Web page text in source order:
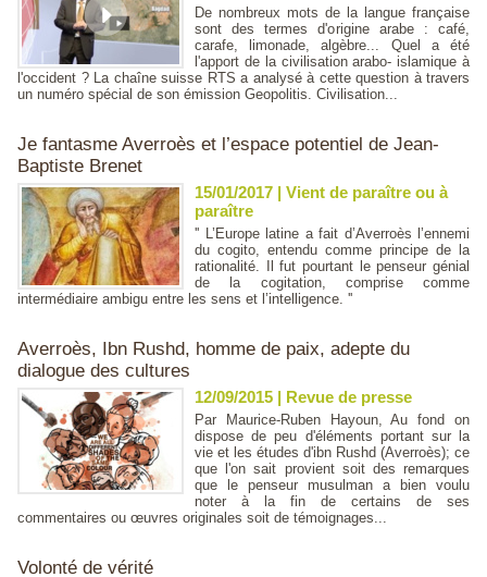
De nombreux mots de la langue française
sont des termes d'origine arabe : café,
carafe, limonade, algèbre... Quel a été
l'apport de la civilisation arabo- islamique à
l'occident ? La chaîne suisse RTS a analysé à cette question à travers
un numéro spécial de son émission Geopolitis. Civilisation...
Je fantasme Averroès et l’espace potentiel de Jean-
Baptiste Brenet
15/01/2017 | Vient de paraître ou à
paraître
'' L’Europe latine a fait d’Averroès l’ennemi
du cogito, entendu comme principe de la
rationalité. Il fut pourtant le penseur génial
de la cogitation, comprise comme
intermédiaire ambigu entre les sens et l’intelligence. ''
Averroès, Ibn Rushd, homme de paix, adepte du
dialogue des cultures
12/09/2015 | Revue de presse
Par Maurice-Ruben Hayoun, Au fond on
dispose de peu d'éléments portant sur la
vie et les études d'ibn Rushd (Averroès); ce
que l'on sait provient soit des remarques
que le penseur musulman a bien voulu
noter à la fin de certains de ses
commentaires ou œuvres originales soit de témoignages...
Volonté de vérité